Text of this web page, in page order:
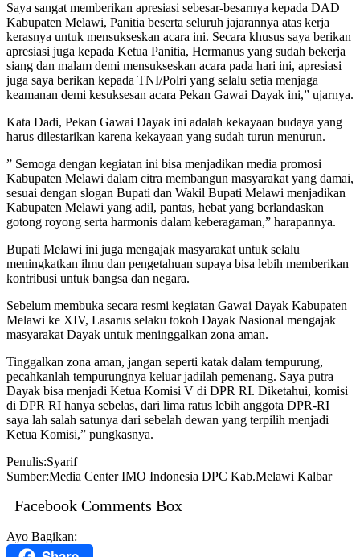
Saya sangat memberikan apresiasi sebesar-besarnya kepada DAD
Kabupaten Melawi, Panitia beserta seluruh jajarannya atas kerja
kerasnya untuk mensukseskan acara ini. Secara khusus saya berikan
apresiasi juga kepada Ketua Panitia, Hermanus yang sudah bekerja
siang dan malam demi mensukseskan acara pada hari ini, apresiasi
juga saya berikan kepada TNI/Polri yang selalu setia menjaga
keamanan demi kesuksesan acara Pekan Gawai Dayak ini,” ujarnya.
Kata Dadi, Pekan Gawai Dayak ini adalah kekayaan budaya yang
harus dilestarikan karena kekayaan yang sudah turun menurun.
” Semoga dengan kegiatan ini bisa menjadikan media promosi
Kabupaten Melawi dalam citra membangun masyarakat yang damai,
sesuai dengan slogan Bupati dan Wakil Bupati Melawi menjadikan
Kabupaten Melawi yang adil, pantas, hebat yang berlandaskan
gotong royong serta harmonis dalam keberagaman,” harapannya.
Bupati Melawi ini juga mengajak masyarakat untuk selalu
meningkatkan ilmu dan pengetahuan supaya bisa lebih memberikan
kontribusi untuk bangsa dan negara.
Sebelum membuka secara resmi kegiatan Gawai Dayak Kabupaten
Melawi ke XIV, Lasarus selaku tokoh Dayak Nasional mengajak
masyarakat Dayak untuk meninggalkan zona aman.
Tinggalkan zona aman, jangan seperti katak dalam tempurung,
pecahkanlah tempurungnya keluar jadilah pemenang. Saya putra
Dayak bisa menjadi Ketua Komisi V di DPR RI. Diketahui, komisi
di DPR RI hanya sebelas, dari lima ratus lebih anggota DPR-RI
saya lah salah satunya dari sebelah dewan yang terpilih menjadi
Ketua Komisi,” pungkasnya.
Penulis:Syarif
Sumber:Media Center IMO Indonesia DPC Kab.Melawi Kalbar
Facebook Comments Box
Ayo Bagikan: